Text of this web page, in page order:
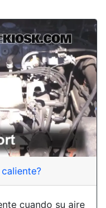
cuando su aire